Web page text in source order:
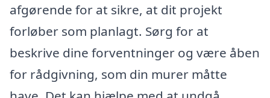
afgørende for at sikre, at dit projekt
forløber som planlagt. Sørg for at
beskrive dine forventninger og være åben
for rådgivning, som din murer måtte